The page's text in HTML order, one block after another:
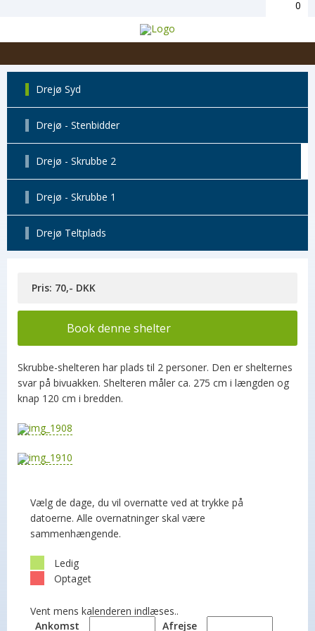
0
Drejø Syd
Drejø - Stenbidder
Drejø - Skrubbe 2
Drejø - Skrubbe 1
Drejø Teltplads
Pris: 70,- DKK
Book denne shelter
Skrubbe-shelteren har plads til 2 personer. Den er shelternes
svar på bivuakken. Shelteren måler ca. 275 cm i længden og
knap 120 cm i bredden.
Vælg de dage, du vil overnatte ved at trykke på
datoerne. Alle overnatninger skal være
sammenhængende.
Ledig
Optaget
Vent mens kalenderen indlæses..
Ankomst
Afrejse